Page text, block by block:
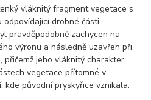
vláknitý fragment vegetace s
drobné části
pravděpodobně zachycen na
výronu a následně uzavřen při
jeho vláknitý charakter
vegetace přítomné v
kde původní pryskyřice vznikala.